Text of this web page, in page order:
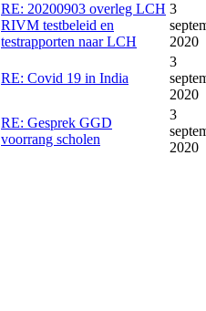
RE: 20200903 overleg LCH
RIVM testbeleid en
testrapporten naar LCH
3
2020
RE: Covid 19 in India
3
2020
RE: Gesprek GGD
voorrang scholen
3
2020